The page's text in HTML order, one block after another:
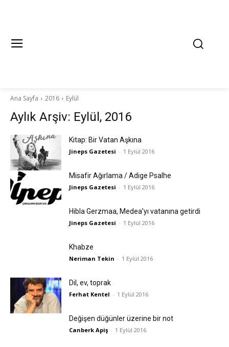
Ana Sayfa 2016 Eylül
Aylık Arşiv: Eylül, 2016
Kitap: Bir Vatan Aşkına
Jineps Gazetesi - 1 Eylül 2016
Misafir Ağırlama / Adige Psalhe
Jineps Gazetesi - 1 Eylül 2016
Hibla Gerzmaa, Medea’yı vatanına getirdi
Jineps Gazetesi - 1 Eylül 2016
Khabze
Neriman Tekin - 1 Eylül 2016
Dil, ev, toprak
Ferhat Kentel - 1 Eylül 2016
Değişen düğünler üzerine bir not
Canberk Apiş - 1 Eylül 2016